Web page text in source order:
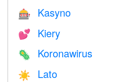
🎰 Kasyno
💕 Kiery
🦠 Koronawirus
☀️ Lato